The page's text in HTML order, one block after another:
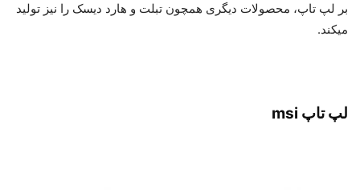
بر لپ تاپ، محصولات دیگری همچون تبلت و هارد دیسک را نیز تولید
می­کند.
لپ تاپ msi